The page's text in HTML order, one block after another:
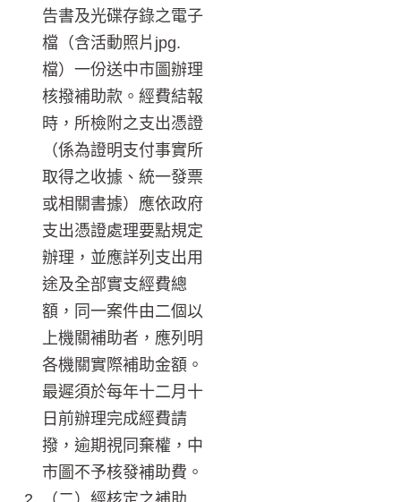
告書及光碟存錄之電子
檔（含活動照片jpg.
檔）一份送中市圖辦理
核撥補助款。經費結報
時，所檢附之支出憑證
（係為證明支付事實所
取得之收據、統一發票
或相關書據）應依政府
支出憑證處理要點規定
辦理，並應詳列支出用
途及全部實支經費總
額，同一案件由二個以
上機關補助者，應列明
各機關實際補助金額。
最遲須於每年十二月十
日前辦理完成經費請
撥，逾期視同棄權，中
市圖不予核發補助費。